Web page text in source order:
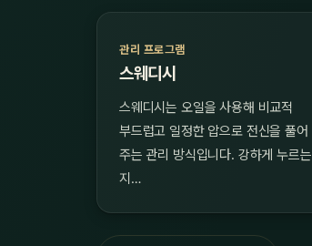
관리 프로그램
스웨디시
스웨디시는 오일을 사용해 비교적
부드럽고 일정한 압으로 전신을 풀어
주는 관리 방식입니다. 강하게 누르는
지…